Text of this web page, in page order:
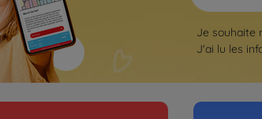
Je souhaite
J'ai lu les